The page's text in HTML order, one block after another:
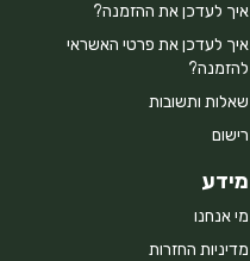
איך לעדכן את ההזמנה?
איך לעדכן את פרטי האשראי
להזמנה?
שאלות ותשובות
רישום
מידע
מי אנחנו
מדיניות החזרות